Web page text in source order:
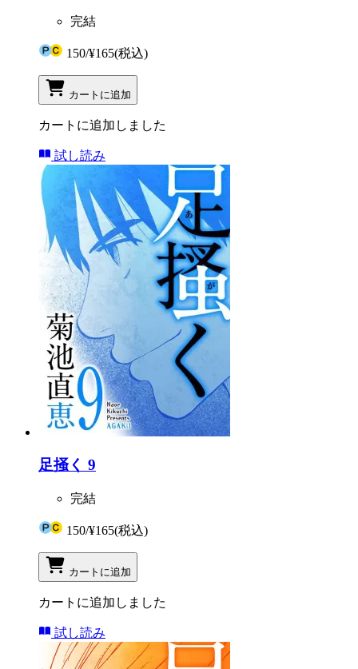
完結
150/¥165(税込)
カートに追加
カートに追加しました
試し読み
足掻く 9
完結
150/¥165(税込)
カートに追加
カートに追加しました
試し読み